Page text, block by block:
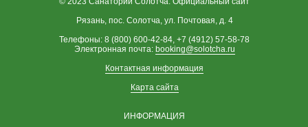
Рязань, пос. Солотча, ул. Почтовая, д. 4
Телефоны: 8 (800) 600-42-84, +7 (4912) 57-58-78
Электронная почта: booking@solotcha.ru
Контактная информация
Карта сайта
ИНФОРМАЦИЯ